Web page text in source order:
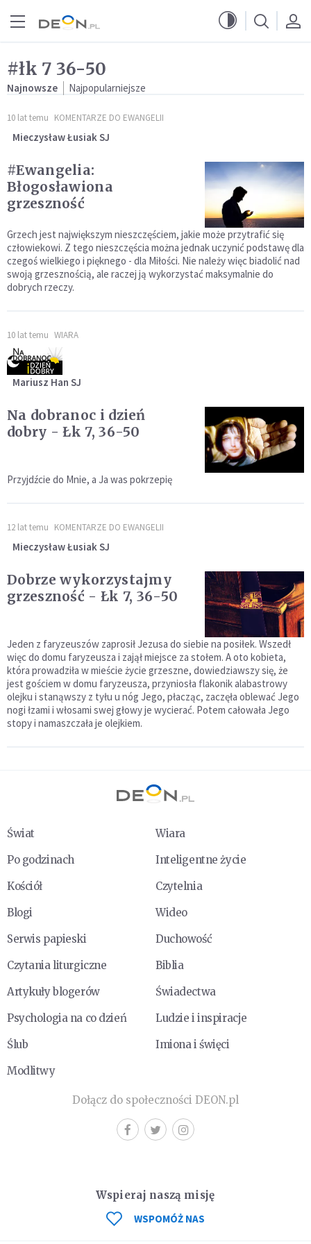
#łk 7 36-50
Najnowsze Najpopularniejsze
10 lat temu KOMENTARZE DO EWANGELII
Mieczysław Łusiak SJ
#Ewangelia:
Błogosławiona
grzeszność
Grzech jest największym nieszczęściem, jakie może przytrafić się
człowiekowi. Z tego nieszczęścia można jednak uczynić podstawę dla
czegoś wielkiego i pięknego - dla Miłości. Nie należy więc biadolić nad
swoją grzesznością, ale raczej ją wykorzystać maksymalnie do
dobrych rzeczy.
10 lat temu WIARA
Mariusz Han SJ
Na dobranoc i dzień
dobry - Łk 7, 36-50
Przyjdźcie do Mnie, a Ja was pokrzepię
12 lat temu KOMENTARZE DO EWANGELII
Mieczysław Łusiak SJ
Dobrze wykorzystajmy
grzeszność - Łk 7, 36-50
Jeden z faryzeuszów zaprosił Jezusa do siebie na posiłek. Wszedł
więc do domu faryzeusza i zajął miejsce za stołem. A oto kobieta,
która prowadziła w mieście życie grzeszne, dowiedziawszy się, że
jest gościem w domu faryzeusza, przyniosła flakonik alabastrowy
olejku i stanąwszy z tyłu u nóg Jego, płacząc, zaczęła oblewać Jego
nogi łzami i włosami swej głowy je wycierać. Potem całowała Jego
stopy i namaszczała je olejkiem.
Świat
Wiara
Po godzinach
Inteligentne życie
Kościół
Czytelnia
Blogi
Wideo
Serwis papieski
Duchowość
Czytania liturgiczne
Biblia
Artykuły blogerów
Świadectwa
Psychologia na co dzień
Ludzie i inspiracje
Ślub
Imiona i święci
Modlitwy
Dołącz do społeczności DEON.pl
Wspieraj naszą misję
WSPOMÓŻ NAS